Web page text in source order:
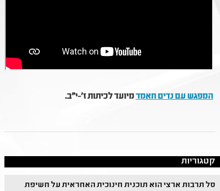
המפגש עם נדים חאמדמיועד לכיתות ז'-י"ב.
קטגוריות
סל תרבות ארצי הוא תוכנית חינוכית האחראית על חשיפת